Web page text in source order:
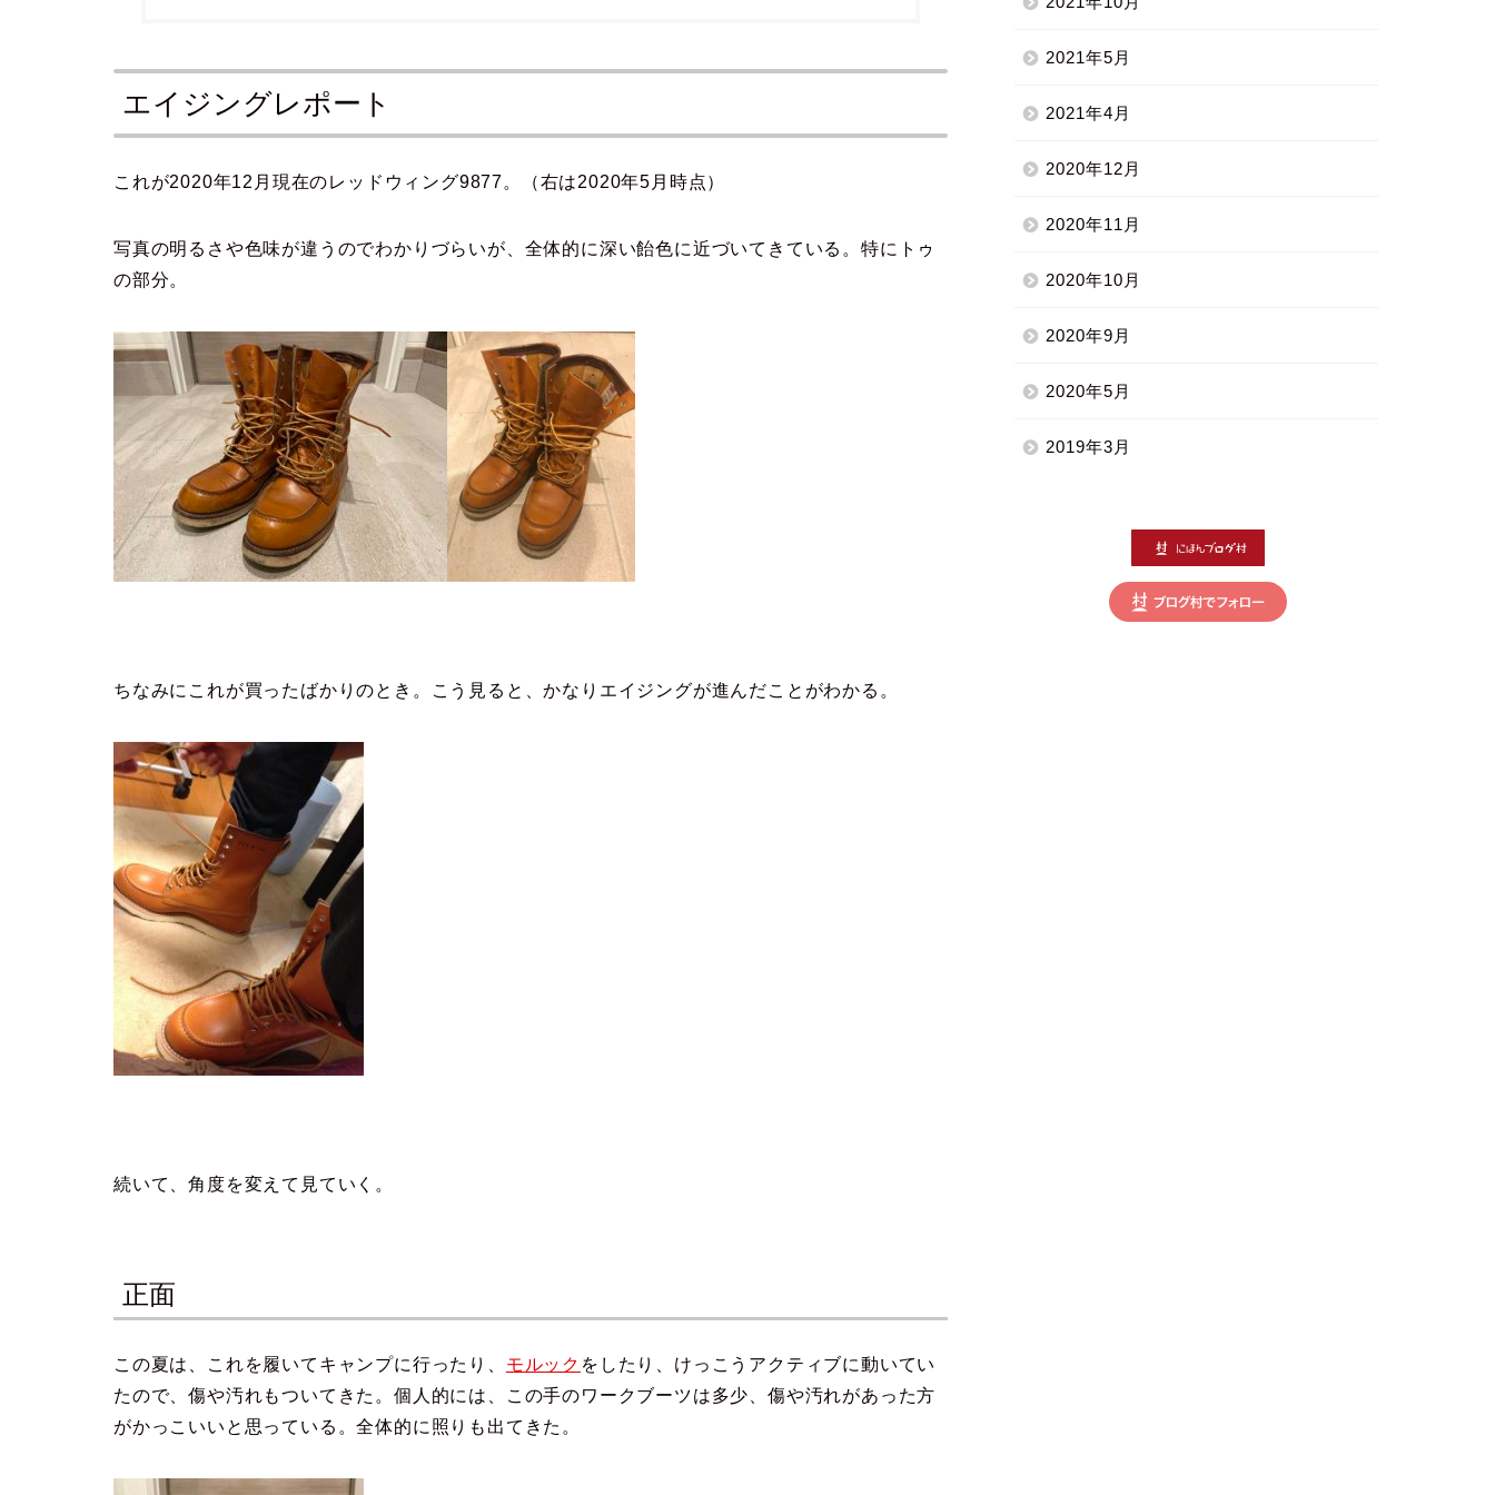
エイジングレポート
これが2020年12月現在のレッドウィング9877。（右は2020年5月時点）
写真の明るさや色味が違うのでわかりづらいが、全体的に深い飴色に近づいてきている。特にトゥ
の部分。
ちなみにこれが買ったばかりのとき。こう見ると、かなりエイジングが進んだことがわかる。
続いて、角度を変えて見ていく。
正面
この夏は、これを履いてキャンプに行ったり、 モルック をしたり、けっこうアクティブに動いてい
たので、傷や汚れもついてきた。個人的には、この手のワークブーツは多少、傷や汚れがあった方
がかっこいいと思っている。全体的に照りも出てきた。
2021年5月
2021年4月
2020年12月
2020年11月
2020年10月
2020年9月
2020年5月
2019年3月